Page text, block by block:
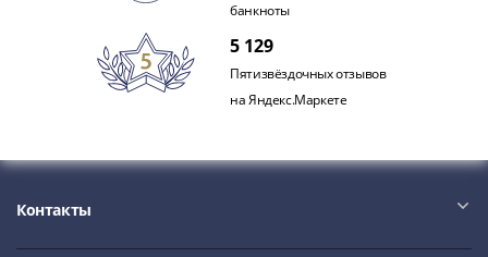
банкноты
5 129
Пятизвёздочных отзывов
на Яндекс.Маркете
Контакты